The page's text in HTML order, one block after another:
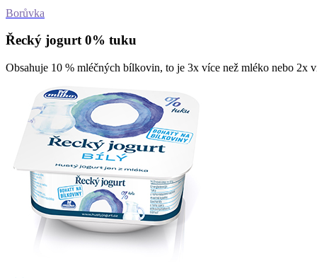
Borůvka
Řecký jogurt 0% tuku
Obsahuje 10 % mléčných bílkovin, to je 3x více než mléko nebo 2x